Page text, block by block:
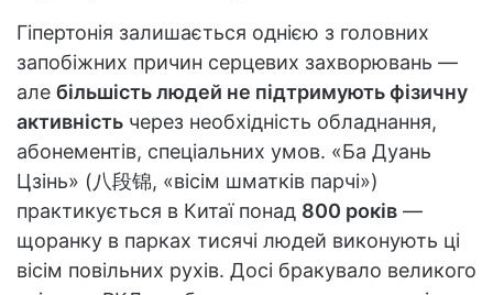
Гіпертонія залишається однією з головних
запобіжних причин серцевих захворювань —
але більшість людей не підтримують фізичну
активність через необхідність обладнання,
абонементів, спеціальних умов. «Ба Дуань
Цзінь» (八段锦, «вісім шматків парчі»)
практикується в Китаї понад 800 років —
щоранку в парках тисячі людей виконують ці
вісім повільних рухів. Досі бракувало великого